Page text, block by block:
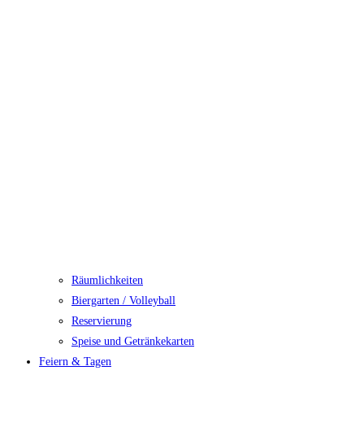
Räumlichkeiten
Biergarten / Volleyball
Reservierung
Speise und Getränkekarten
Feiern & Tagen